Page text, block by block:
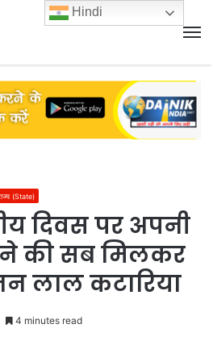
(State)
दिवस पर अपनी
की सब मिलकर
लाल कटारिया
4 minutes read
Hindi